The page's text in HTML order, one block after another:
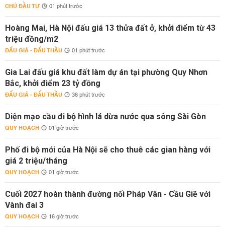
CHỦ ĐẦU TƯ 01 phút trước
Hoàng Mai, Hà Nội đấu giá 13 thửa đất ở, khởi điểm từ 43
triệu đồng/m2
ĐẤU GIÁ - ĐẤU THẦU 01 phút trước
Gia Lai đấu giá khu đất làm dự án tại phường Quy Nhơn
Bắc, khởi điểm 23 tỷ đồng
ĐẤU GIÁ - ĐẤU THẦU 36 phút trước
Diện mạo cầu đi bộ hình lá dừa nước qua sông Sài Gòn
QUY HOẠCH 01 giờ trước
Phố đi bộ mới của Hà Nội sẽ cho thuê các gian hàng với
giá 2 triệu/tháng
QUY HOẠCH 01 giờ trước
Cuối 2027 hoàn thành đường nối Pháp Vân - Cầu Giẽ với
Vành đai 3
QUY HOẠCH 16 giờ trước